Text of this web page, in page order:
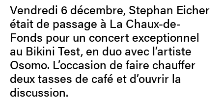
Vendredi 6 décembre, Stephan Eicher
était de passage à La Chaux-de-
Fonds pour un concert exceptionnel
au Bikini Test, en duo avec l’artiste
Osomo. L’occasion de faire chauffer
deux tasses de café et d’ouvrir la
discussion.